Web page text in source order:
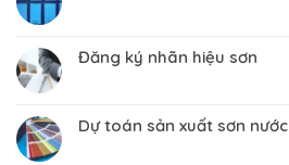
Đăng ký nhãn hiệu sơn
Dự toán sản xuất sơn nước